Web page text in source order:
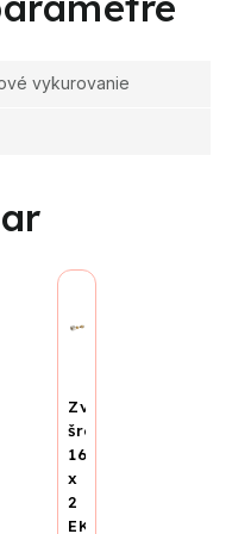
vykurovanie
Zverné
šróbenie
16
x
2
EK